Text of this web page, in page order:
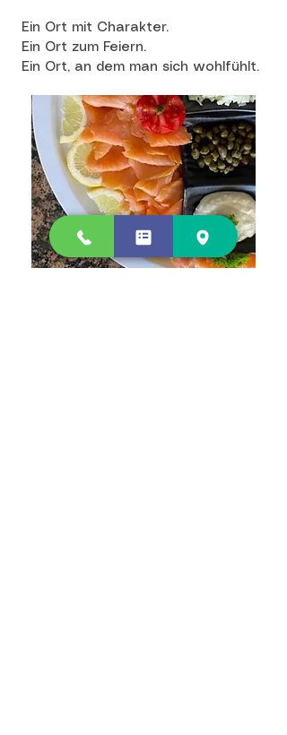
Ein Ort mit Charakter.
Ein Ort zum Feiern.
Ein Ort, an dem man sich wohlfühlt.